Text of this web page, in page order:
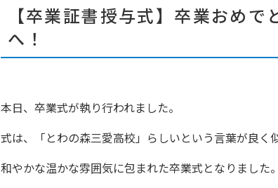
【卒業証書授与式】卒業おめ
へ！
本日、卒業式が執り行われました。
式は、「とわの森三愛高校」らしいという言葉が良く
和やかな温かな雰囲気に包まれた卒業式となりました。